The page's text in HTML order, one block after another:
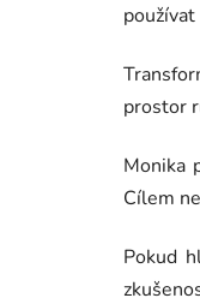
prostor
Monika
Cílem
Pokud